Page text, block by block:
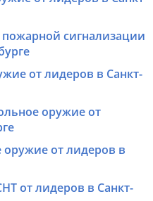
сигнализации
от лидеров в Санкт-
оружие от
от лидеров в
от лидеров в Санкт-